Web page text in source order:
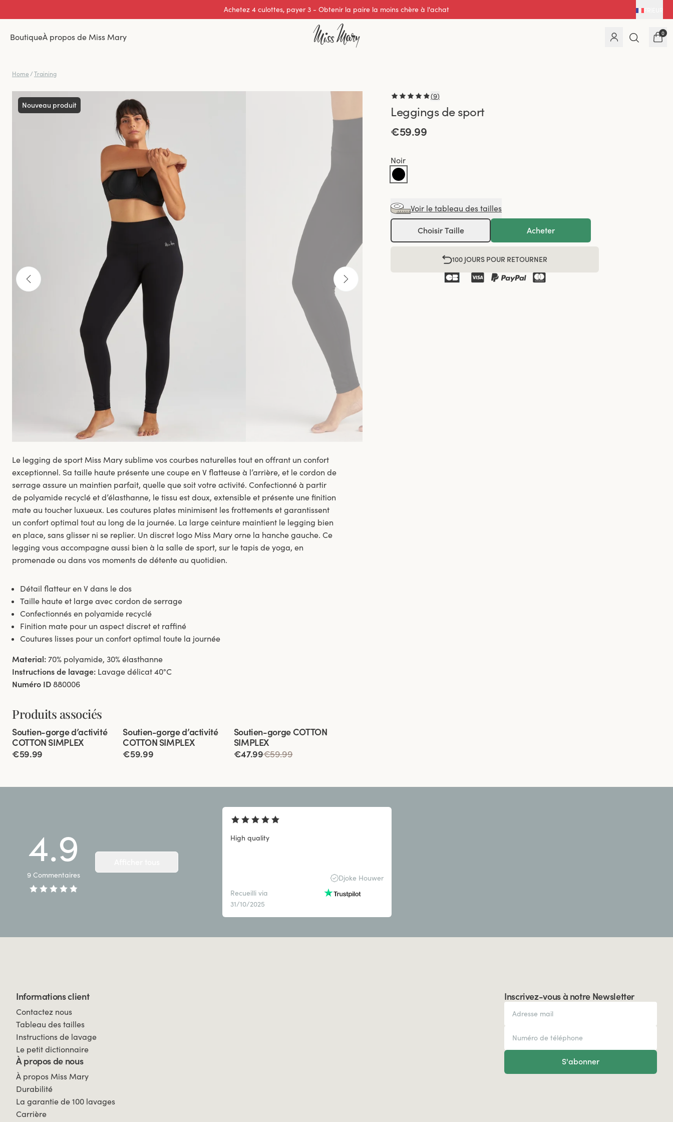
Excellente note de 0 sur 5
BoutiqueÀ propos de Miss Mary 0
Home / Training
Nouveau produit
(9)
Leggings de sport
€59.99
Noir
Voir le tableau des tailles
Choisir Taille Acheter
100 JOURS POUR RETOURNER
Le legging de sport Miss Mary sublime vos courbes naturelles tout en offrant un confort
exceptionnel. Sa taille haute présente une coupe en V flatteuse à l’arrière, et le cordon de
serrage assure un maintien parfait, quelle que soit votre activité. Confectionné à partir
de polyamide recyclé et d’élasthanne, le tissu est doux, extensible et présente une finition
mate au toucher luxueux. Les coutures plates minimisent les frottements et garantissent
un confort optimal tout au long de la journée. La large ceinture maintient le legging bien
en place, sans glisser ni se replier. Un discret logo Miss Mary orne la hanche gauche. Ce
legging vous accompagne aussi bien à la salle de sport, sur le tapis de yoga, en
promenade ou dans vos moments de détente au quotidien.
Détail flatteur en V dans le dos
Taille haute et large avec cordon de serrage
Confectionnés en polyamide recyclé
Finition mate pour un aspect discret et raffiné
Coutures lisses pour un confort optimal toute la journée
Material: 70% polyamide, 30% élasthanne
Instructions de lavage: Lavage délicat 40°C
Numéro ID 880006
Produits associés
Dos Extra-Large
Soutien-gorge d’activité
COTTON SIMPLEX
€59.99
Dos Extra-Large
Soutien-gorge d’activité
COTTON SIMPLEX
€59.99
Soutien-gorge COTTON
SIMPLEX
€47.99€59.99
4.9
9 Commentaires
High quality
Djoke Houwer
Recueilli via
31/10/2025
Inscrivez-vous à notre Newsletter
S'abonner
Informations client
Contactez nous
Tableau des tailles
Instructions de lavage
Le petit dictionnaire
À propos de nous
À propos Miss Mary
Durabilité
La garantie de 100 lavages
Carrière